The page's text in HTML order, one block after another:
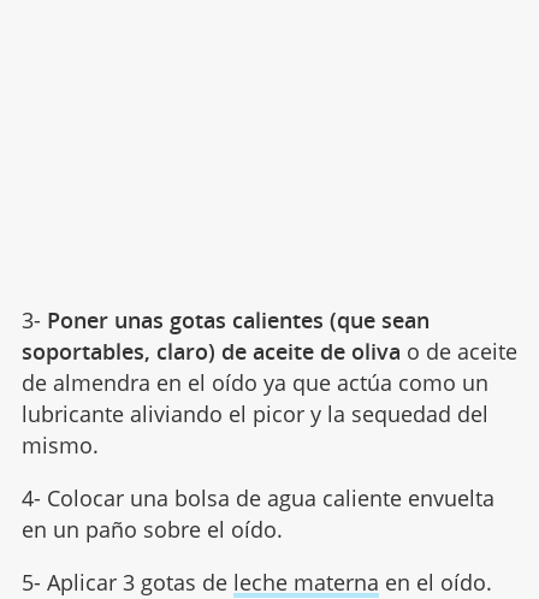
3- Poner unas gotas calientes (que sean
soportables, claro) de aceite de oliva o de aceite
de almendra en el oído ya que actúa como un
lubricante aliviando el picor y la sequedad del
mismo.
4- Colocar una bolsa de agua caliente envuelta
en un paño sobre el oído.
5- Aplicar 3 gotas de leche materna en el oído.